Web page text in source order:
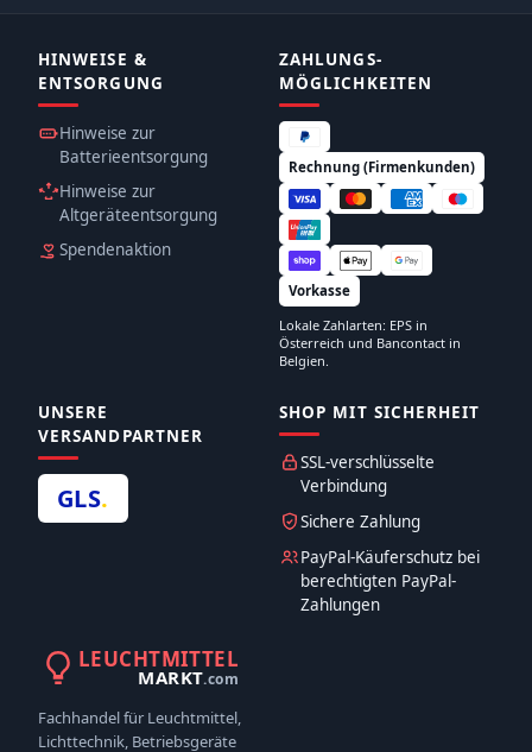
HINWEISE &
ENTSORGUNG
Hinweise zur
Batterieentsorgung
Hinweise zur
Altgeräteentsorgung
Spendenaktion
ZAHLUNGS­
MÖGLICHKEITEN
Rechnung (Firmenkunden)
Vorkasse
Lokale Zahlarten: EPS in
Österreich und Bancontact in
Belgien.
UNSERE
VERSANDPARTNER
GLS.
SHOP MIT SICHERHEIT
SSL-verschlüsselte
Verbindung
Sichere Zahlung
PayPal-Käuferschutz bei
berechtigten PayPal-
Zahlungen
LEUCHTMITTEL
MARKT.com
Fachhandel für Leuchtmittel,
Lichttechnik, Betriebsgeräte